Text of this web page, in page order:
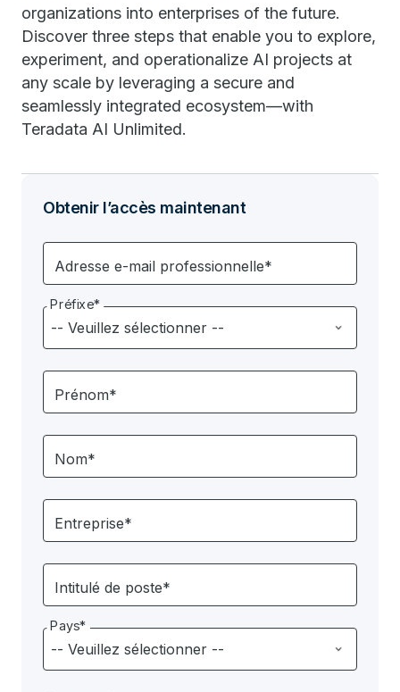
organizations into enterprises of the future.
Discover three steps that enable you to explore,
experiment, and operationalize AI projects at
any scale by leveraging a secure and
seamlessly integrated ecosystem—with
Teradata AI Unlimited.
Obtenir l’accès maintenant
Adresse e-mail professionnelle*
Préfixe*
Prénom*
Nom*
Entreprise*
Intitulé de poste*
Pays*